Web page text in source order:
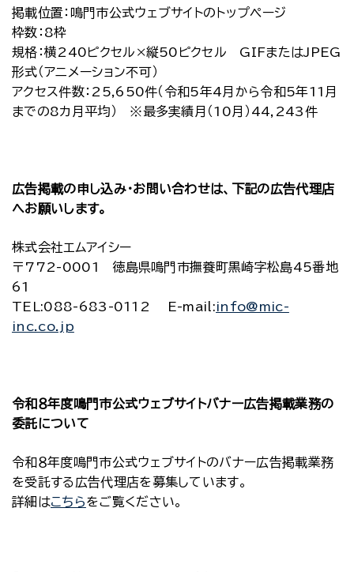
掲載位置：鳴門市公式ウェブサイトのトップページ
枠数：8枠
規格：横240ピクセル×縦50ピクセル GIFまたはJPEG
形式（アニメーション不可）
アクセス件数：25,650件（令和5年4月から令和5年11月
までの8カ月平均） ※最多実績月（10月）44,243件
広告掲載の申し込み・お問い合わせは、下記の広告代理店
へお願いします。
株式会社エムアイシー
〒772-0001 徳島県鳴門市撫養町黒崎字松島45番地
61
TEL:088-683-0112 E-mail:info@mic-
inc.co.jp
令和８年度鳴門市公式ウェブサイトバナー広告掲載業務の
委託について
令和８年度鳴門市公式ウェブサイトのバナー広告掲載業務
を受託する広告代理店を募集しています。
詳細はこちらをご覧ください。